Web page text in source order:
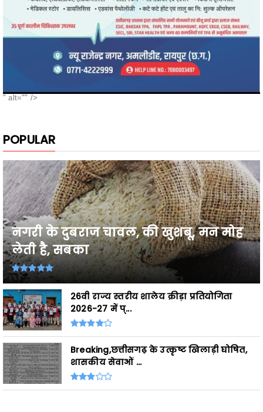
POPULAR
नगरी के दुबराज चावल, की खुशबू, मन मोह
लेती है, सबका
26वी राज्य स्तरीय शालेय क्रीड़ा प्रतियोगिता
2026-27 में प्...
Breaking,छत्तीसगढ़ के उत्कृष्ट खिलाड़ी घोषित,
शासकीय सेवाओं ...
ADS